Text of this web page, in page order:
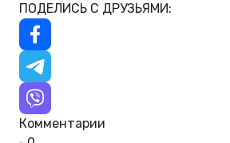
ПОДЕЛИСЬ С ДРУЗЬЯМИ:
Комментарии